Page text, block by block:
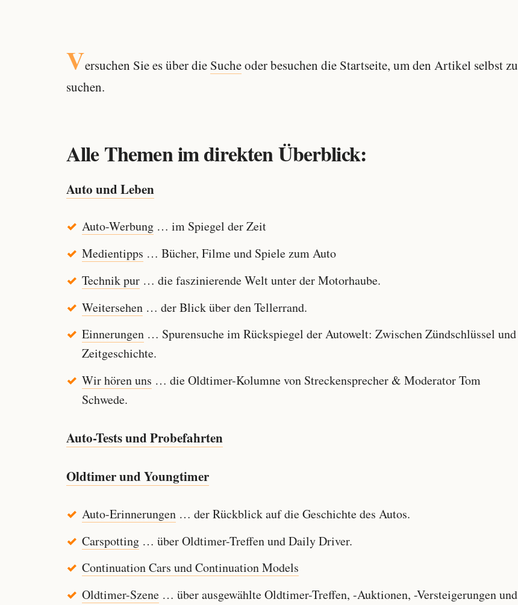
Versuchen Sie es über die Sucheoder besuchen die Startseite, um den Artikel selbst zu
suchen.
Alle Themen im direkten Überblick:
Auto und Leben
Auto-Werbung… im Spiegel der Zeit
Medientipps … Bücher, Filme und Spiele zum Auto
Technik pur… die faszinierende Welt unter der Motorhaube.
Weitersehen… der Blick über den Tellerrand.
Einnerungen… Spurensuche im Rückspiegel der Autowelt: Zwischen Zündschlüssel und
Zeitgeschichte.
Wir hören uns … die Oldtimer-Kolumne von Streckensprecher & Moderator Tom
Schwede.
Auto-Tests und Probefahrten
Oldtimer und Youngtimer
Auto-Erinnerungen… der Rückblick auf die Geschichte des Autos.
Carspotting… über Oldtimer-Treffen und Daily Driver.
Continuation Cars und Continuation Models
Oldtimer-Szene… über ausgewählte Oldtimer-Treffen, -Auktionen, -Versteigerungen und